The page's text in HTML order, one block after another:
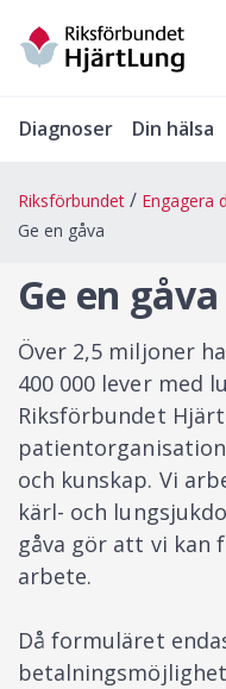
Diagnoser Din hälsa
Riksförbundet Engagera
Ge en gåva
Ge en gåva
Över 2,5 miljoner
400 000 lever med
Riksförbundet
och kunskap. Vi
kärl- och
gåva gör att vi kan
arbete.
Då formuläret